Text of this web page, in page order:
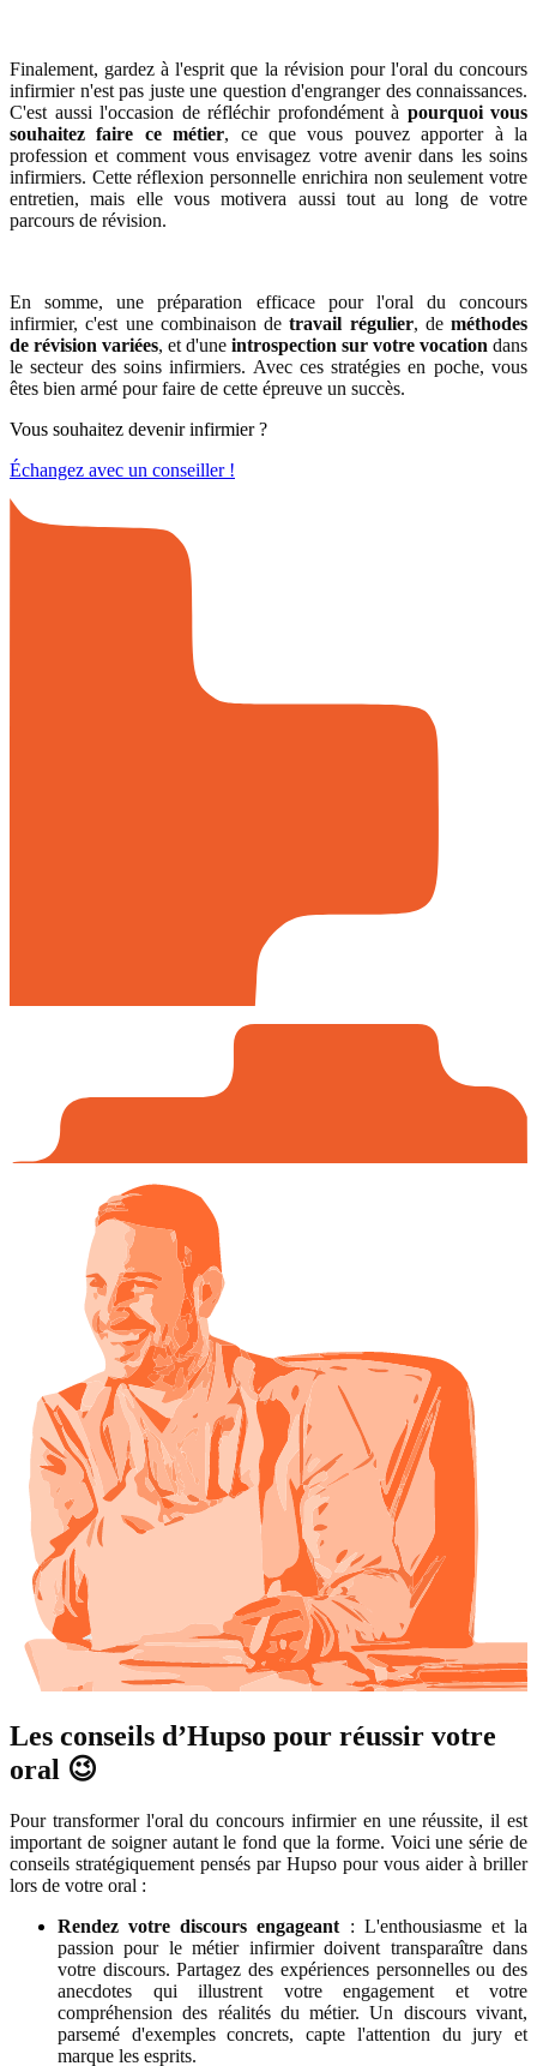
Finalement, gardez à l'esprit que la révision pour l'oral du concours
infirmier n'est pas juste une question d'engranger des connaissances.
C'est aussi l'occasion de réfléchir profondément à pourquoi vous
souhaitez faire ce métier, ce que vous pouvez apporter à la
profession et comment vous envisagez votre avenir dans les soins
infirmiers. Cette réflexion personnelle enrichira non seulement votre
entretien, mais elle vous motivera aussi tout au long de votre
parcours de révision.
En somme, une préparation efficace pour l'oral du concours
infirmier, c'est une combinaison detravail régulier, de méthodes
de révision variées, et d'une introspection sur votre vocation dans
le secteur des soins infirmiers. Avec ces stratégies en poche, vous
êtes bien armé pour faire de cette épreuve un succès.
Vous souhaitez devenir infirmier ?
Échangez avec un conseiller !
Les conseils d’Hupso pour réussir votre
oral 😉
Pour transformer l'oral du concours infirmier en une réussite, il est
important de soigner autant le fond que la forme. Voici une série de
conseils stratégiquement pensés par Hupso pour vous aider à briller
lors de votre oral :
Rendez votre discours engageant : L'enthousiasme et la
passion pour le métier infirmier doivent transparaître dans
votre discours. Partagez des expériences personnelles ou des
anecdotes qui illustrent votre engagement et votre
compréhension des réalités du métier. Un discours vivant,
parsemé d'exemples concrets, capte l'attention du jury et
marque les esprits.